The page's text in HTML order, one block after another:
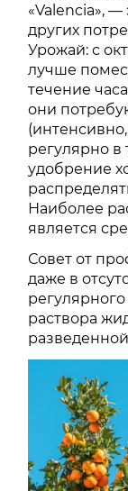
«Valencia»,
других
Урожай: с
лучше
течение
они
регулярно в
удобрение
Наиболее
является
Совет от
даже в
раствора